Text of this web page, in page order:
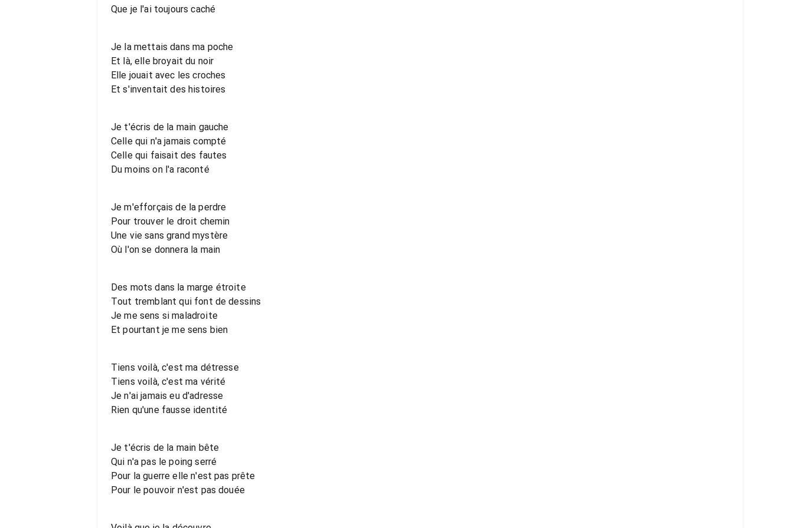
Que je l'ai toujours caché
Je la mettais dans ma poche
Et là, elle broyait du noir
Elle jouait avec les croches
Et s'inventait des histoires
Je t'écris de la main gauche
Celle qui n'a jamais compté
Celle qui faisait des fautes
Du moins on l'a raconté
Je m'efforçais de la perdre
Pour trouver le droit chemin
Une vie sans grand mystère
Où l'on se donnera la main
Des mots dans la marge étroite
Tout tremblant qui font de dessins
Je me sens si maladroite
Et pourtant je me sens bien
Tiens voilà, c'est ma détresse
Tiens voilà, c'est ma vérité
Je n'ai jamais eu d'adresse
Rien qu'une fausse identité
Je t'écris de la main bête
Qui n'a pas le poing serré
Pour la guerre elle n'est pas prête
Pour le pouvoir n'est pas douée